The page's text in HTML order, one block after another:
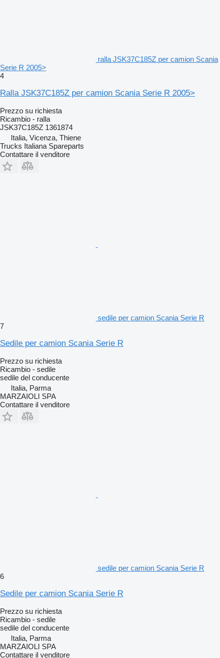
ralla JSK37C185Z per camion Scania
Serie R 2005>
4
Ralla JSK37C185Z per camion Scania Serie R 2005>
Prezzo su richiesta
Ricambio - ralla
JSK37C185Z 1361874
Italia, Vicenza, Thiene
Trucks Italiana Spareparts
Contattare il venditore
sedile per camion Scania Serie R
7
Sedile per camion Scania Serie R
Prezzo su richiesta
Ricambio - sedile
sedile del conducente
Italia, Parma
MARZAIOLI SPA
Contattare il venditore
sedile per camion Scania Serie R
6
Sedile per camion Scania Serie R
Prezzo su richiesta
Ricambio - sedile
sedile del conducente
Italia, Parma
MARZAIOLI SPA
Contattare il venditore